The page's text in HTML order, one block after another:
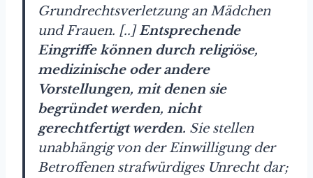
Grundrechtsverletzung an Mädchen
und Frauen. [..]Entsprechende
Eingriffe können durch religiöse,
medizinische oder andere
Vorstellungen, mit denen sie
begründet werden, nicht
gerechtfertigt werden. Sie stellen
unabhängig von der Einwilligung der
Betroffenen strafwürdiges Unrecht dar;